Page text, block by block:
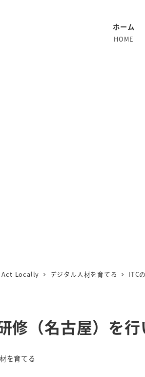
ホーム
HOME
Act Locally デジタル人材を育てる ITC
修（名古屋）を行
を育てる